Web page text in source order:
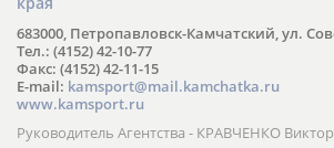
683000, Петропавловск-Камчатский, ул.
Тел.: (4152) 42-10-77
Факс: (4152) 42-11-15
E-mail: kamsport@mail.kamchatka.ru
www.kamsport.ru
Руководитель Агентства - КРАВЧЕНКО